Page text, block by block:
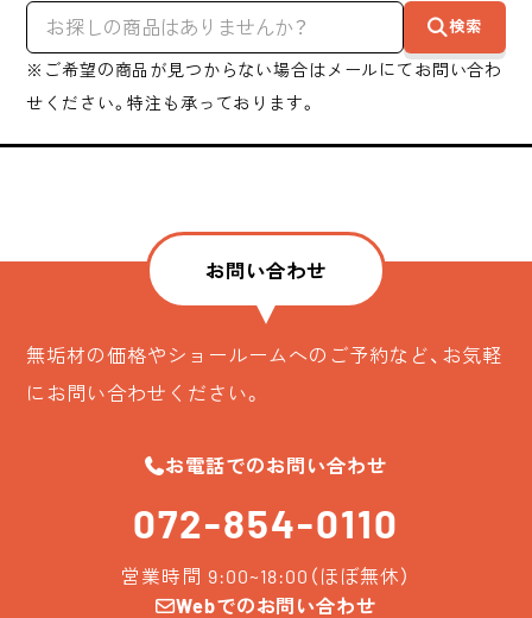
検索
※ご希望の商品が見つからない場合はメールにてお問い合わ
せください。特注も承っております。
お問い合わせ
無垢材の価格やショールームへのご予約など、お気軽
にお問い合わせください。
お電話でのお問い合わせ
072-854-0110
営業時間 9:00~18:00（ほぼ無休）
Webでのお問い合わせ